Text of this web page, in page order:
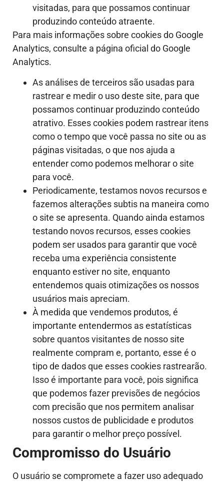
visitadas, para que possamos continuar
produzindo conteúdo atraente.
Para mais informações sobre cookies do Google
Analytics, consulte a página oficial do Google
Analytics.
As análises de terceiros são usadas para
rastrear e medir o uso deste site, para que
possamos continuar produzindo conteúdo
atrativo. Esses cookies podem rastrear itens
como o tempo que você passa no site ou as
páginas visitadas, o que nos ajuda a
entender como podemos melhorar o site
para você.
Periodicamente, testamos novos recursos e
fazemos alterações subtis na maneira como
o site se apresenta. Quando ainda estamos
testando novos recursos, esses cookies
podem ser usados para garantir que você
receba uma experiência consistente
enquanto estiver no site, enquanto
entendemos quais otimizações os nossos
usuários mais apreciam.
À medida que vendemos produtos, é
importante entendermos as estatísticas
sobre quantos visitantes de nosso site
realmente compram e, portanto, esse é o
tipo de dados que esses cookies rastrearão.
Isso é importante para você, pois significa
que podemos fazer previsões de negócios
com precisão que nos permitem analisar
nossos custos de publicidade e produtos
para garantir o melhor preço possível.
Compromisso do Usuário
O usuário se compromete a fazer uso adequado